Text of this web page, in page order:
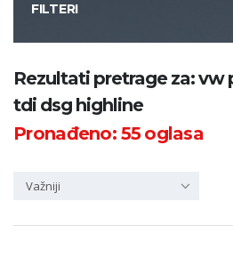
FILTERI
Kategorija
Županija
Rezultati pretrage za: vw
tdi dsg highline
Pronađeno:55oglasa
Važniji